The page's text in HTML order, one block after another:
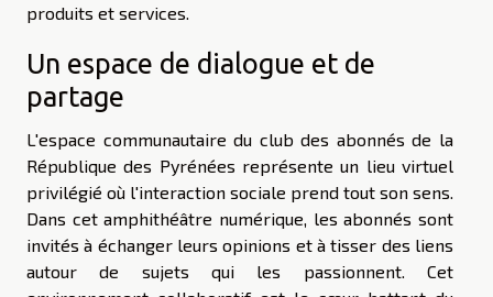
produits et services.
Un espace de dialogue et de
partage
L'espace communautaire du club des abonnés de la
République des Pyrénées représente un lieu virtuel
privilégié où l'interaction sociale prend tout son sens.
Dans cet amphithéâtre numérique, les abonnés sont
invités à échanger leurs opinions et à tisser des liens
autour de sujets qui les passionnent. Cet